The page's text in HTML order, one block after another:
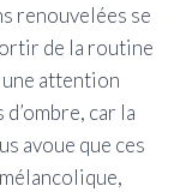
renouvelées se
de la routine
attention
car la
avoue que ces